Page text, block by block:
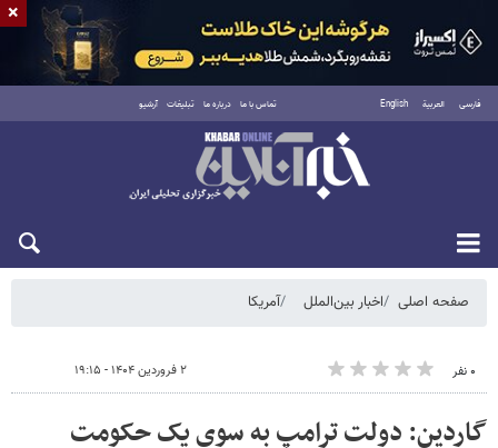
فارسی العربية English تماس با ما درباره ما تبلیغات آرشیو
شنبه ۱۷ مرداد ۱۴۰۵
صفحه اصلی اخبار بین‌الملل آمریکا
۰ نفر ۲ فروردین ۱۴۰۴ - ۱۹:۱۵
گاردین: دولت ترامپ به سوی یک حکومت
×